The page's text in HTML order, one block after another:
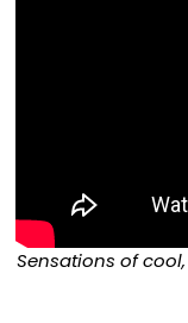
Sensations of